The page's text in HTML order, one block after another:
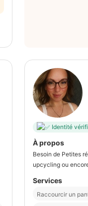
Identité
À propos
Besoin de Petites
upcycling ou
Services
Raccourcir un